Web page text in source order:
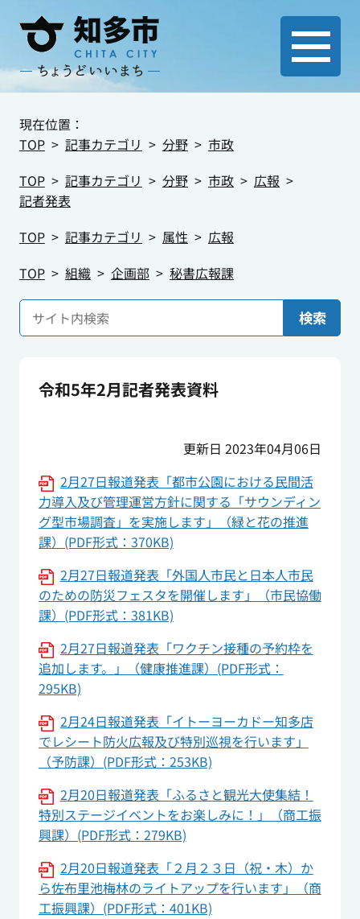
現在位置：
TOP
記事カテゴリ 分野
市政
TOP
記事カテゴリ 分野 市政
広報
記者発表
TOP
記事カテゴリ 属性
広報
TOP
組織 企画部 秘書広報課
検索
令和5年2月記者発表資料
更新日 2023年04月06日
2月27日報道発表「都市公園における民間活
力導入及び管理運営方針に関する「サウンディン
グ型市場調査」を実施します」（緑と花の推進
課）(PDF形式：370KB)
2月27日報道発表「外国人市民と日本人市民
のための防災フェスタを開催します」（市民協働
課）(PDF形式：381KB)
2月27日報道発表「ワクチン接種の予約枠を
追加します。」（健康推進課）(PDF形式：
295KB)
2月24日報道発表「イトーヨーカドー知多店
でレシート防火広報及び特別巡視を行います」
（予防課）(PDF形式：253KB)
2月20日報道発表「ふるさと観光大使集結！
特別ステージイベントをお楽しみに！」（商工振
興課）(PDF形式：279KB)
2月20日報道発表「２月２３日（祝・木）か
ら佐布里池梅林のライトアップを行います」（商
工振興課）(PDF形式：401KB)